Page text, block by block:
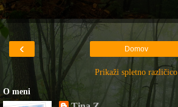
‹ Domov
Prikaži spletno različico
O meni